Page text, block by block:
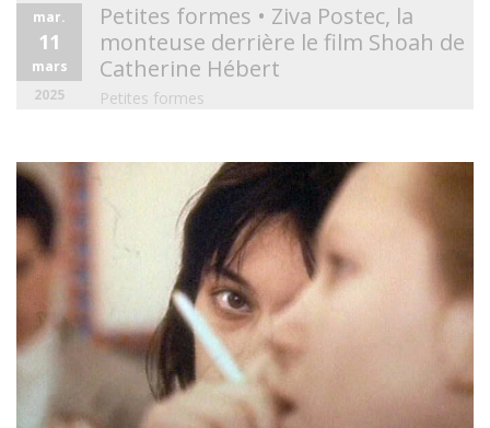
mar.
11
mars
2025
Petites formes • Ziva Postec, la
monteuse derrière le film Shoah de
Catherine Hébert
Petites formes